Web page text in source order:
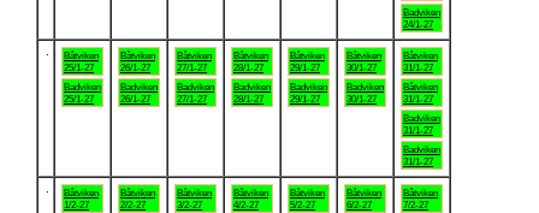
Badviken
24/1-27
Båtviken
25/1-27
Badviken
25/1-27
Båtviken
26/1-27
Badviken
26/1-27
Båtviken
27/1-27
Badviken
27/1-27
Båtviken
28/1-27
Badviken
28/1-27
Båtviken
29/1-27
Badviken
29/1-27
Båtviken
30/1-27
Badviken
30/1-27
Båtviken
31/1-27
Båtviken
31/1-27
Badviken
31/1-27
Badviken
31/1-27
Båtviken
1/2-27
Båtviken
2/2-27
Båtviken
3/2-27
Båtviken
4/2-27
Båtviken
5/2-27
Båtviken
6/2-27
Båtviken
7/2-27